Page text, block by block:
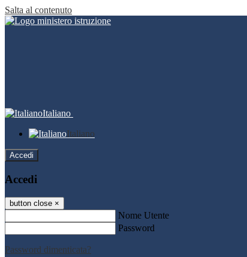
Salta al contenuto
Italiano
Italiano
Accedi
Accedi
button close ×
Nome Utente
Password
Password dimenticata?